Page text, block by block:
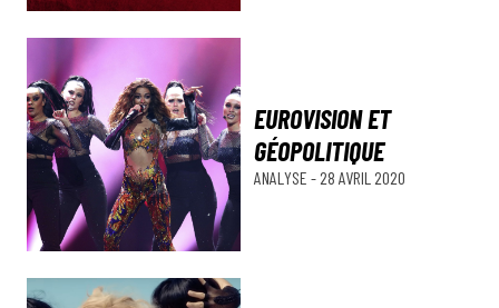
EUROVISION ET
GÉOPOLITIQUE
ANALYSE - 28 AVRIL 2020